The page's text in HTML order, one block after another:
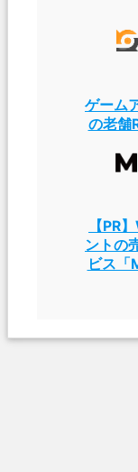
ゲーム
の老舗
【PR
ントの
ビス「